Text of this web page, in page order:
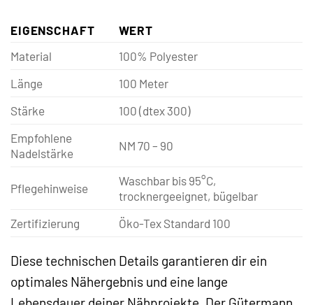
EIGENSCHAFT
WERT
Material
100% Polyester
Länge
100 Meter
Stärke
100 (dtex 300)
Empfohlene
Nadelstärke
NM 70 – 90
Pflegehinweise
Waschbar bis 95°C,
trocknergeeignet, bügelbar
Zertifizierung
Öko-Tex Standard 100
Diese technischen Details garantieren dir ein
optimales Nähergebnis und eine lange